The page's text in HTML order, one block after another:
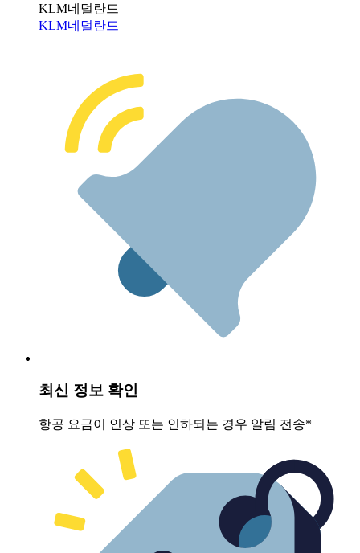
KLM네덜란드
KLM네덜란드
최신 정보 확인
항공 요금이 인상 또는 인하되는 경우 알림 전송*